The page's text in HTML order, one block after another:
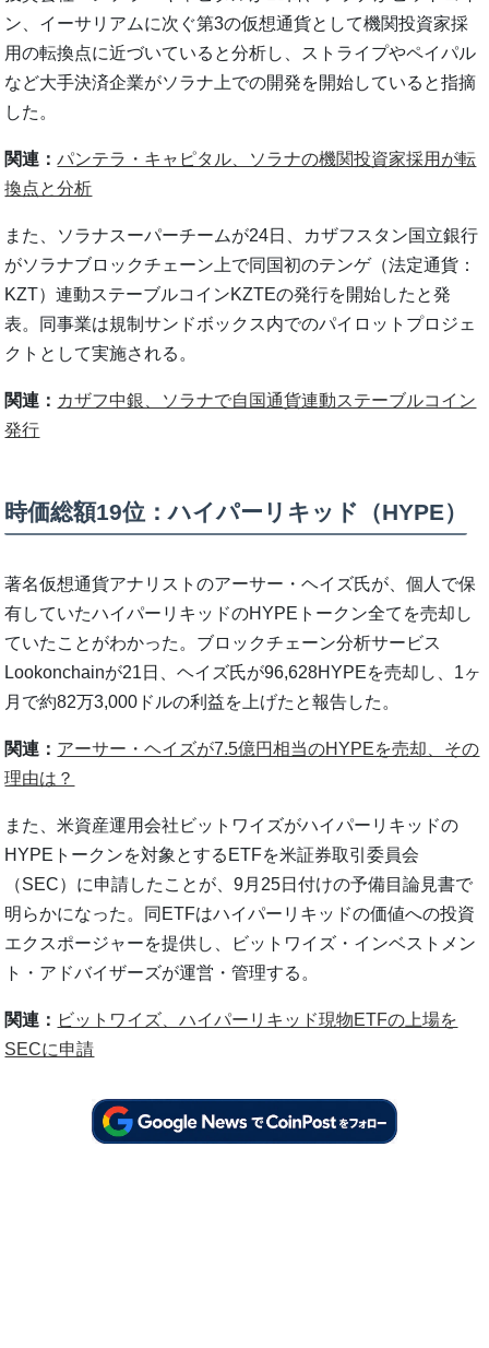
ン、イーサリアムに次ぐ第3の仮想通貨として機関投資家採
用の転換点に近づいていると分析し、ストライプやペイパル
など大手決済企業がソラナ上での開発を開始していると指摘
した。
関連：パンテラ・キャピタル、ソラナの機関投資家採用が転
換点と分析
また、ソラナスーパーチームが24日、カザフスタン国立銀行
がソラナブロックチェーン上で同国初のテンゲ（法定通貨：
KZT）連動ステーブルコインKZTEの発行を開始したと発
表。同事業は規制サンドボックス内でのパイロットプロジェ
クトとして実施される。
関連： カザフ中銀、ソラナで自国通貨連動ステーブルコイン
発行
時価総額19位：ハイパーリキッド（HYPE）
著名仮想通貨アナリストのアーサー・ヘイズ氏が、個人で保
有していたハイパーリキッドのHYPEトークン全てを売却し
ていたことがわかった。ブロックチェーン分析サービス
Lookonchainが21日、ヘイズ氏が96,628HYPEを売却し、1ヶ
月で約82万3,000ドルの利益を上げたと報告した。
関連： アーサー・ヘイズが7.5億円相当のHYPEを売却、その
理由は？
また、米資産運用会社ビットワイズがハイパーリキッドの
HYPEトークンを対象とするETFを米証券取引委員会
（SEC）に申請したことが、9月25日付けの予備目論見書で
明らかになった。同ETFはハイパーリキッドの価値への投資
エクスポージャーを提供し、ビットワイズ・インベストメン
ト・アドバイザーズが運営・管理する。
関連： ビットワイズ、ハイパーリキッド現物ETFの上場を
SECに申請